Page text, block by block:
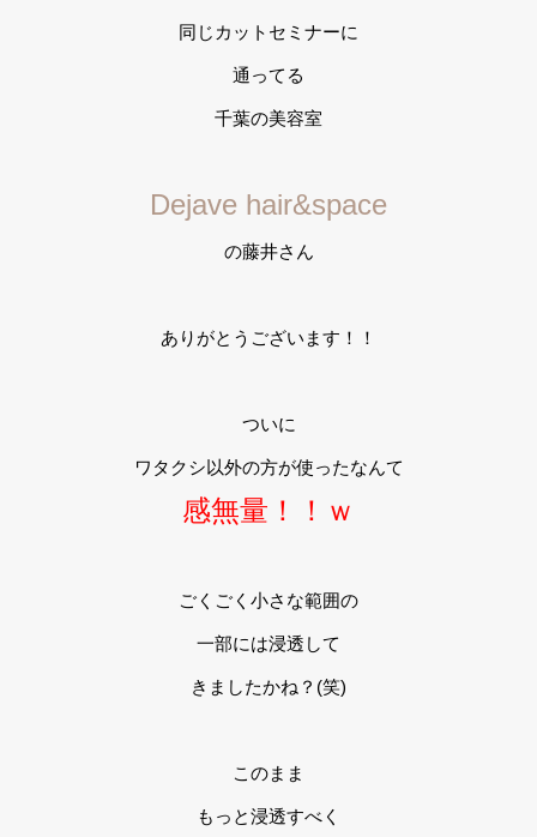
同じカットセミナーに
通ってる
千葉の美容室
Dejave hair&space
の藤井さん
ありがとうございます！！
ついに
ワタクシ以外の方が使ったなんて
感無量！！ｗ
ごくごく小さな範囲の
一部には浸透して
きましたかね？(笑)
このまま
もっと浸透すべく